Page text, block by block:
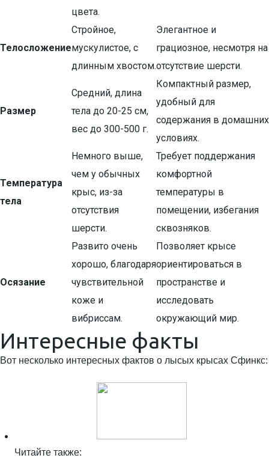
цвета.
Телосложение
Стройное,
мускулистое, с
длинным хвостом.
Элегантное и
грациозное, несмотря на
отсутствие шерсти.
Размер
Средний, длина
тела до 20-25 см,
вес до 300-500 г.
Компактный размер,
удобный для
содержания в домашних
условиях.
Температура
тела
Немного выше,
чем у обычных
крыс, из-за
отсутствия
шерсти.
Требует поддержания
комфортной
температуры в
помещении, избегания
сквозняков.
Осязание
Развито очень
хорошо, благодаря
чувствительной
коже и
вибриссам.
Позволяет крысе
ориентироваться в
пространстве и
исследовать
окружающий мир.
Интересные факты
Вот несколько интересных фактов о лысых крысах Сфинкс:
Читайте также: